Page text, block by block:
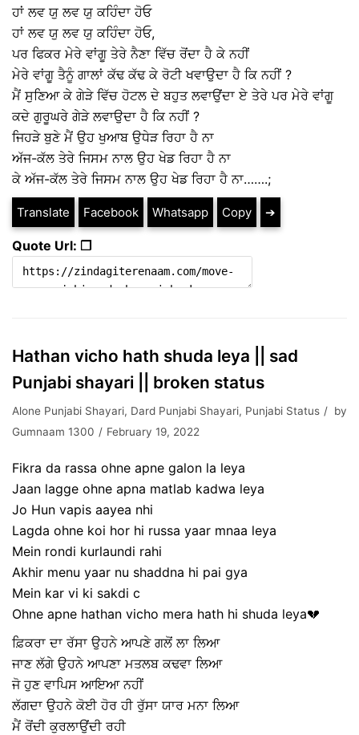
ਹਾਂ ਲਵ ਯੁ ਲਵ ਯੁ ਕਹਿੰਦਾ ਹੋਓ
ਹਾਂ ਲਵ ਯੁ ਲਵ ਯੁ ਕਹਿੰਦਾ ਹੋਓ,
ਪਰ ਫਿਕਰ ਮੇਰੇ ਵਾਂਗੂ ਤੇਰੇ ਨੈਣਾ ਵਿੱਚ ਰੋਂਦਾ ਹੈ ਕੇ ਨਹੀਂ
ਮੇਰੇ ਵਾਂਗੂ ਤੈਨੂੰ ਗਾਲਾਂ ਕੱਢ ਕੱਢ ਕੇ ਰੋਟੀ ਖਵਾਉਦਾ ਹੈ ਕਿ ਨਹੀਂ ?
ਮੈਂ ਸੁਣਿਆ ਕੇ ਗੇੜੇ ਵਿੱਚ ਹੋਟਲ ਦੇ ਬਹੁਤ ਲਵਾਉਂਦਾ ਏ ਤੇਰੇ ਪਰ ਮੇਰੇ ਵਾਂਗੂ
ਕਦੇ ਗੁਰੂਘਰੇ ਗੇੜੇ ਲਵਾਉਦਾ ਹੈ ਕਿ ਨਹੀਂ ?
ਜਿਹੜੇ ਬੁਣੇ ਮੈਂ ਉਹ ਖੁਆਬ ਉਧੇੜ ਰਿਹਾ ਹੈ ਨਾ
ਅੱਜ-ਕੱਲ ਤੇਰੇ ਜਿਸਮ ਨਾਲ ਉਹ ਖੇਡ ਰਿਹਾ ਹੈ ਨਾ
ਕੇ ਅੱਜ-ਕੱਲ ਤੇਰੇ ਜਿਸਮ ਨਾਲ ਉਹ ਖੇਡ ਰਿਹਾ ਹੈ ਨਾ…….;
Translate Facebook Whatsapp Copy ➔
Quote Url: ❐
Hathan vicho hath shuda leya || sad
Punjabi shayari || broken status
Alone Punjabi Shayari, Dard Punjabi Shayari, Punjabi Status
by
Gumnaam 1300
February 19, 2022
Fikra da rassa ohne apne galon la leya
Jaan lagge ohne apna matlab kadwa leya
Jo Hun vapis aayea nhi
Lagda ohne koi hor hi russa yaar mnaa leya
Mein rondi kurlaundi rahi
Akhir menu yaar nu shaddna hi pai gya
Mein kar vi ki sakdi c
Ohne apne hathan vicho mera hath hi shuda leya💔
ਫ਼ਿਕਰਾ ਦਾ ਰੱਸਾ ਉਹਨੇ ਆਪਣੇ ਗਲੋਂ ਲਾ ਲਿਆ
ਜਾਣ ਲੱਗੇ ਉਹਨੇ ਆਪਣਾ ਮਤਲਬ ਕਢਵਾ ਲਿਆ
ਜੋ ਹੁਣ ਵਾਪਿਸ ਆਇਆ ਨਹੀਂ
ਲੱਗਦਾ ਉਹਨੇ ਕੋਈ ਹੋਰ ਹੀ ਰੁੱਸਾ ਯਾਰ ਮਨਾ ਲਿਆ
ਮੈਂ ਰੋਂਦੀ ਕੁਰਲਾਉਂਦੀ ਰਹੀ